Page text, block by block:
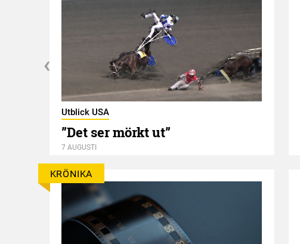
Utblick USA
”Det ser mörkt ut”
7 AUGUSTI
KRÖNIKA